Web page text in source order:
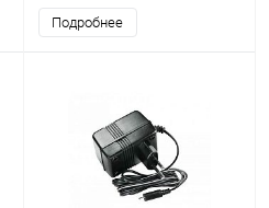
Подробнее